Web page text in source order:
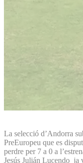
La selecció d’Andorra
PreEuropeu que es
perdre per 7 a 0 a
Jesús Julián Lucendo ja